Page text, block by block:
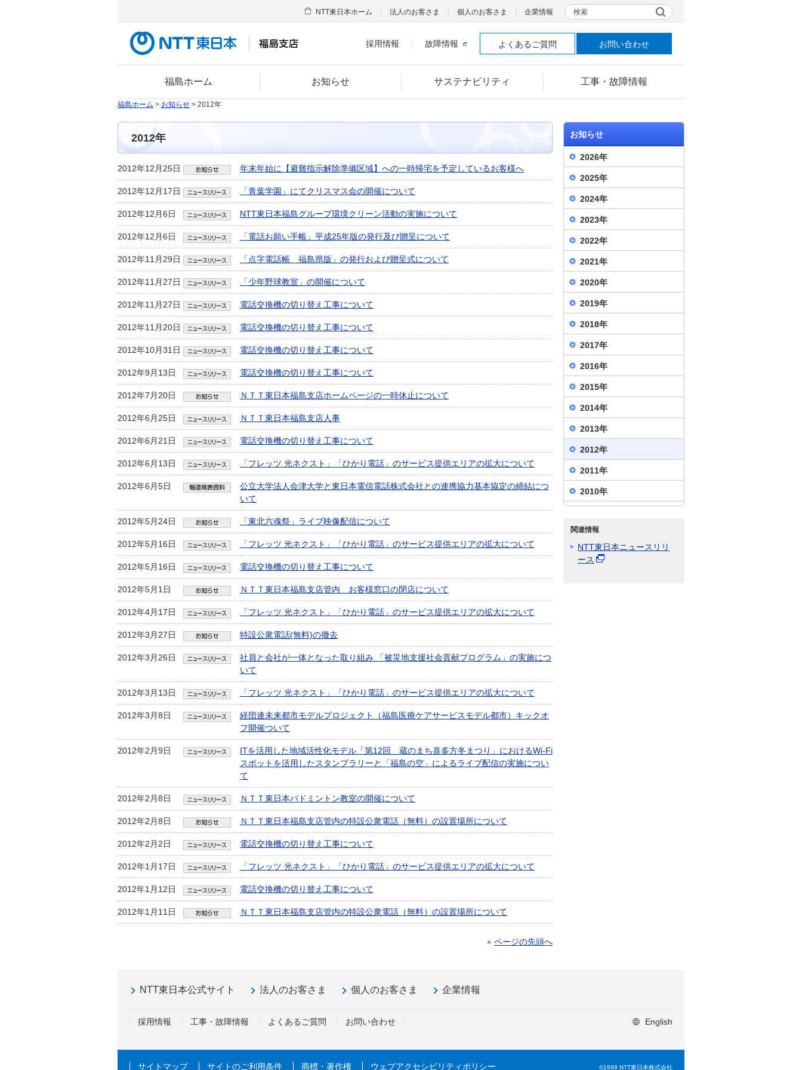
福島ホーム お知らせ サステナビリティ 工事・故障情報
NTT東日本ホーム 法人のお客さま 個人のお客さま 企業情報 検索
採用情報 故障情報 よくあるご質問 お問い合わせ
福島ホーム > お知らせ > 2012年
2012年
2012年12月25日 年末年始に【避難指示解除準備区域】への一時帰宅を予定しているお客様へ
2012年12月17日 「青葉学園」にてクリスマス会の開催について
2012年12月6日 NTT東日本福島グループ環境クリーン活動の実施について
2012年12月6日 「電話お願い手帳」平成25年版の発行及び贈呈について
2012年11月29日 「点字電話帳 福島県版」の発行および贈呈式について
2012年11月27日 「少年野球教室」の開催について
2012年11月27日 電話交換機の切り替え工事について
2012年11月20日 電話交換機の切り替え工事について
2012年10月31日 電話交換機の切り替え工事について
2012年9月13日 電話交換機の切り替え工事について
2012年7月20日 ＮＴＴ東日本福島支店ホームページの一時休止について
2012年6月25日 ＮＴＴ東日本福島支店人事
2012年6月21日 電話交換機の切り替え工事について
2012年6月13日 「フレッツ 光ネクスト」「ひかり電話」のサービス提供エリアの拡大について
2012年6月5日
公立大学法人会津大学と東日本電信電話株式会社との連携協力基本協定の締結につ
いて
2012年5月24日 「東北六魂祭」ライブ映像配信について
2012年5月16日 「フレッツ 光ネクスト」「ひかり電話」のサービス提供エリアの拡大について
2012年5月16日 電話交換機の切り替え工事について
2012年5月1日 ＮＴＴ東日本福島支店管内 お客様窓口の閉店について
2012年4月17日 「フレッツ 光ネクスト」「ひかり電話」のサービス提供エリアの拡大について
2012年3月27日 特設公衆電話(無料)の撤去
2012年3月26日
社員と会社が一体となった取り組み 「被災地支援社会貢献プログラム」の実施につ
いて
2012年3月13日 「フレッツ 光ネクスト」「ひかり電話」のサービス提供エリアの拡大について
2012年3月8日
経団連未来都市モデルプロジェクト（福島医療ケアサービスモデル都市）キックオ
フ開催ついて
2012年2月9日
ITを活用した地域活性化モデル「第12回 蔵のまち喜多方冬まつり」におけるWi-Fi
スポットを活用したスタンプラリーと「福島の空」によるライブ配信の実施につい
て
2012年2月8日 ＮＴＴ東日本バドミントン教室の開催について
2012年2月8日 ＮＴＴ東日本福島支店管内の特設公衆電話（無料）の設置場所について
2012年2月2日 電話交換機の切り替え工事について
2012年1月17日 「フレッツ 光ネクスト」「ひかり電話」のサービス提供エリアの拡大について
2012年1月12日 電話交換機の切り替え工事について
2012年1月11日 ＮＴＴ東日本福島支店管内の特設公衆電話（無料）の設置場所について
ページの先頭へ
お知らせ
2026年
2025年
2024年
2023年
2022年
2021年
2020年
2019年
2018年
2017年
2016年
2015年
2014年
2013年
2012年
2011年
2010年
関連情報
NTT東日本ニュースリリ
ース
NTT東日本公式サイト 法人のお客さま 個人のお客さま 企業情報
採用情報 工事・故障情報 よくあるご質問 お問い合わせ English
サイトマップ サイトのご利用条件 商標・著作権 ウェブアクセシビリティポリシー ©1999 NTT東日本株式会社